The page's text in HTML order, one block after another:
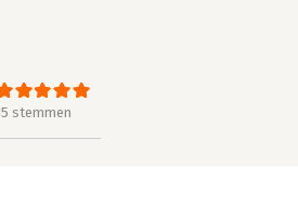
stemmen